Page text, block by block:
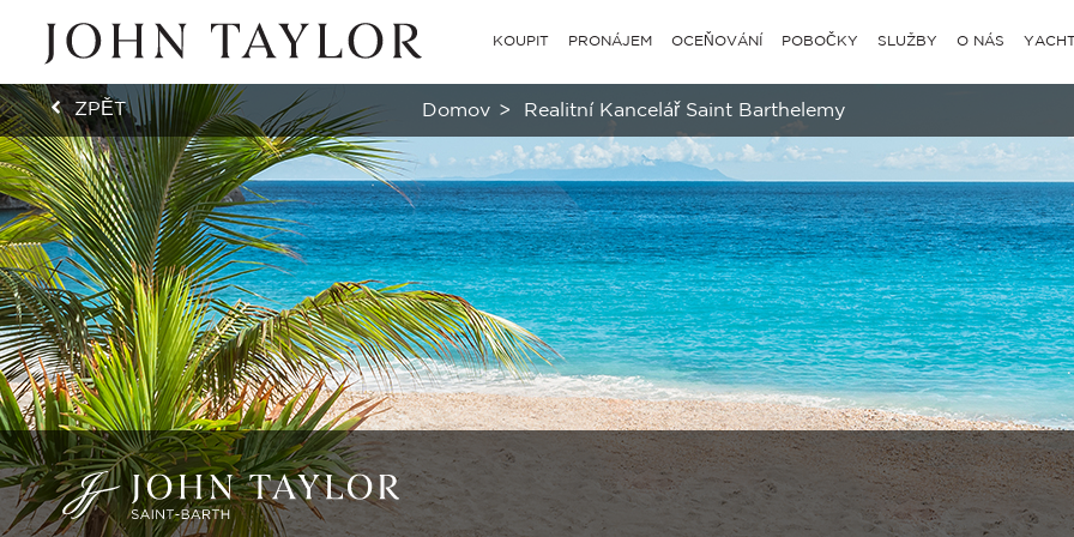
KOUPIT PRONÁJEM OCEŇOVÁNÍ POBOČKY SLUŽBY O NÁS
ZPĚT Domov > Realitní Kancelář Saint Barthelemy